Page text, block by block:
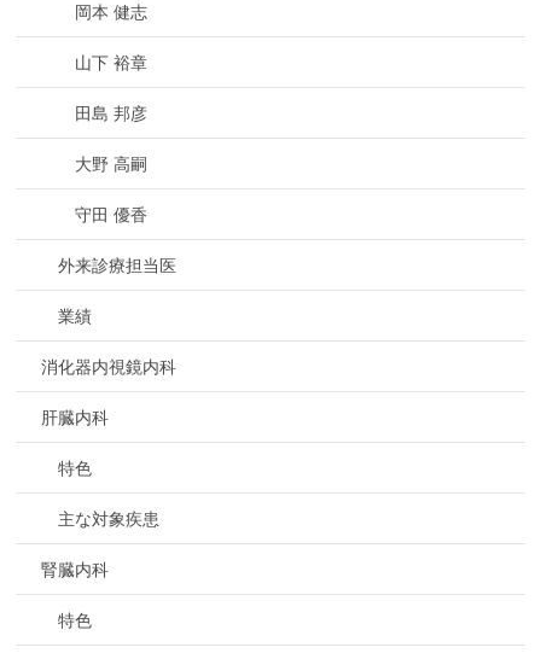
岡本 健志
山下 裕章
田島 邦彦
大野 高嗣
守田 優香
外来診療担当医
業績
消化器内視鏡内科
肝臓内科
特色
主な対象疾患
腎臓内科
特色